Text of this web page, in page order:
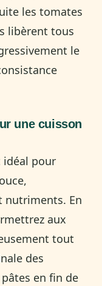
les tomates
libèrent tous
le
une cuisson
idéal pour
nutriments. En
aux
tout
des
en fin de